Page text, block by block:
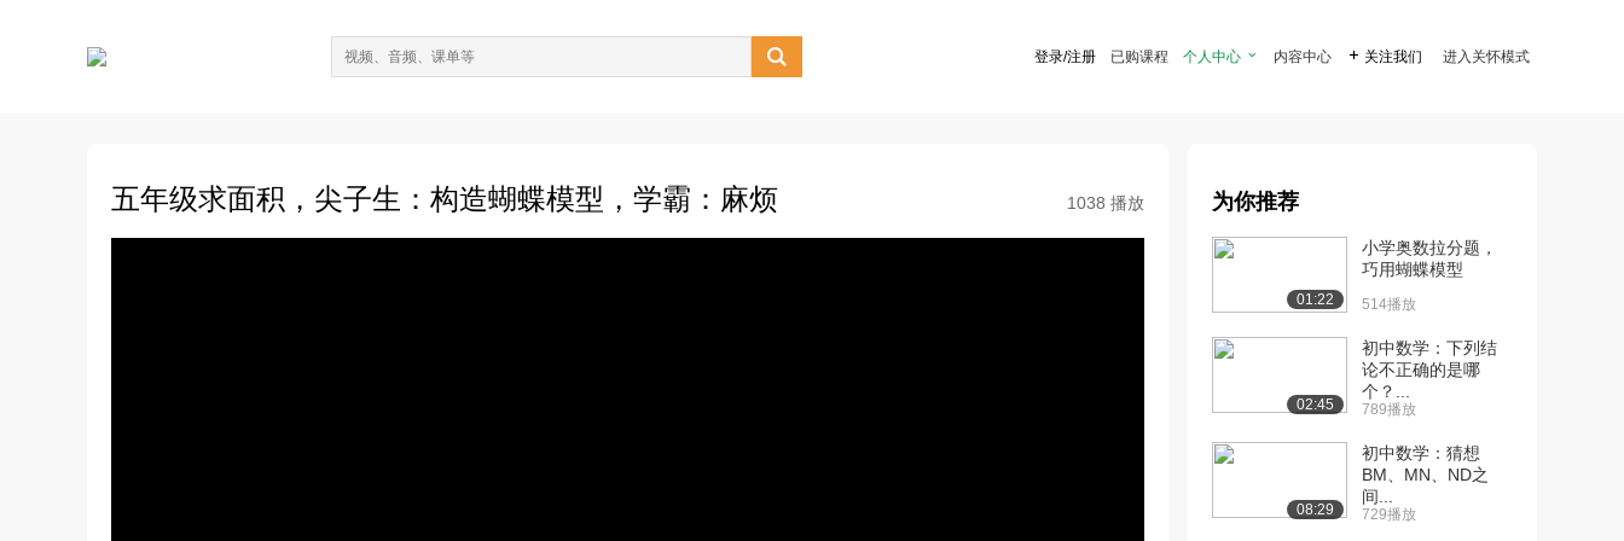
 登录/注册 已购课程 个人中心  内容中心  关注我们 进入关怀模式
五年级求面积，尖子生：构造蝴蝶模型，学霸：麻烦 1038 播放 为你推荐
01:22
小学奥数拉分题，
巧用蝴蝶模型
514播放
02:45
初中数学：下列结
论不正确的是哪
个？...
789播放
08:29
初中数学：猜想
BM、MN、ND之
间...
729播放